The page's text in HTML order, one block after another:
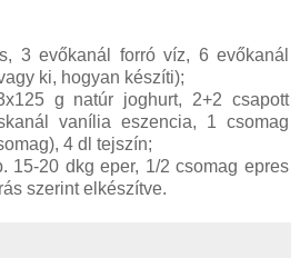
3 evőkanál forró víz, 6 evőkanál
ki, hogyan készíti);
g natúr joghurt, 2+2 csapott
vanília eszencia, 1 csomag
4 dl tejszín;
15-20 dkg eper, 1/2 csomag epres
szerint elkészítve.